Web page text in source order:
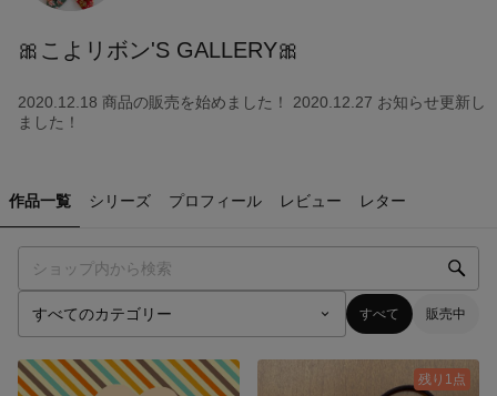
🎀こよリボン'S GALLERY🎀
2020.12.18 商品の販売を始めました！ 2020.12.27 お知らせ更新し
ました！
作品一覧 シリーズ プロフィール レビュー レター
すべて 販売中
残り1点